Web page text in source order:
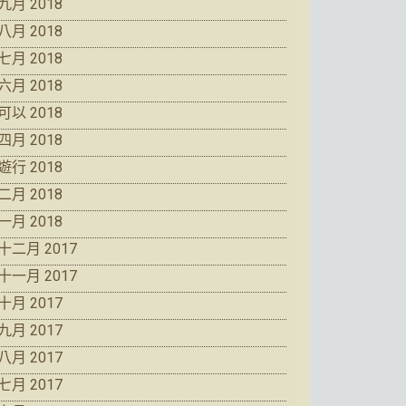
月 2018
月 2018
月 2018
月 2018
以 2018
月 2018
行 2018
月 2018
月 2018
二月 2017
一月 2017
月 2017
月 2017
月 2017
月 2017